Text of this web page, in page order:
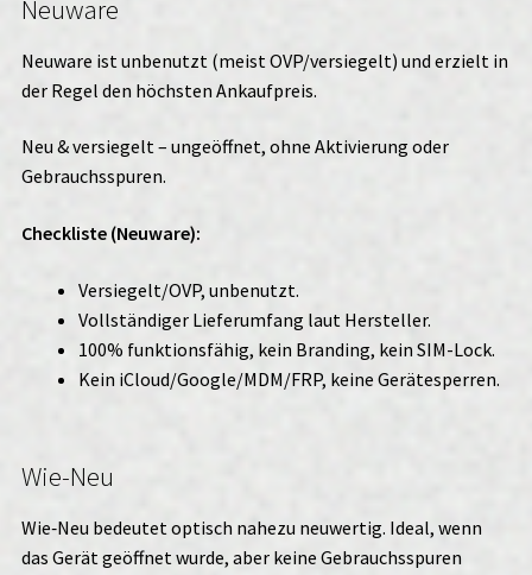
Neuware
Neuware ist unbenutzt (meist OVP/versiegelt) und erzielt in
der Regel den höchsten Ankaufpreis.
Neu & versiegelt – ungeöffnet, ohne Aktivierung oder
Gebrauchsspuren.
Checkliste (Neuware):
Versiegelt/OVP, unbenutzt.
Vollständiger Lieferumfang laut Hersteller.
100% funktionsfähig, kein Branding, kein SIM-Lock.
Kein iCloud/Google/MDM/FRP, keine Gerätesperren.
Wie-Neu
Wie‑Neu bedeutet optisch nahezu neuwertig. Ideal, wenn
das Gerät geöffnet wurde, aber keine Gebrauchsspuren